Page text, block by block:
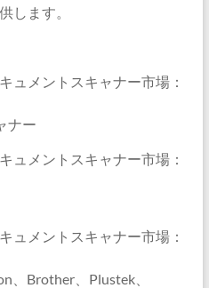
します。
ュメントスキャナー市場：
ナー
ュメントスキャナー市場：
ュメントスキャナー市場：
、Brother、Plustek、